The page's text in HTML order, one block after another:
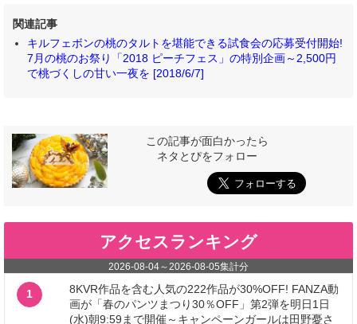
関連記事
キルフェボンの桃のタルトを堪能できる試食会の応募受付開始!
7月の桃のお祭り「2018 ピーチフェス」の特別企画～2,500円
で桃づくしの甘い一夜を [2018/6/7]
この記事が面白かったら
ネタとぴをフォロー
アクセスランキング
2026-08-04～2026-08-05集計分
1
8KVR作品を含む人気の222作品が30%OFF! FANZA動
画が「春のパンツまつり30％OFF」第2弾を明日1日
(水)朝9:59まで開催～キャンペーンガールは田野憂さ